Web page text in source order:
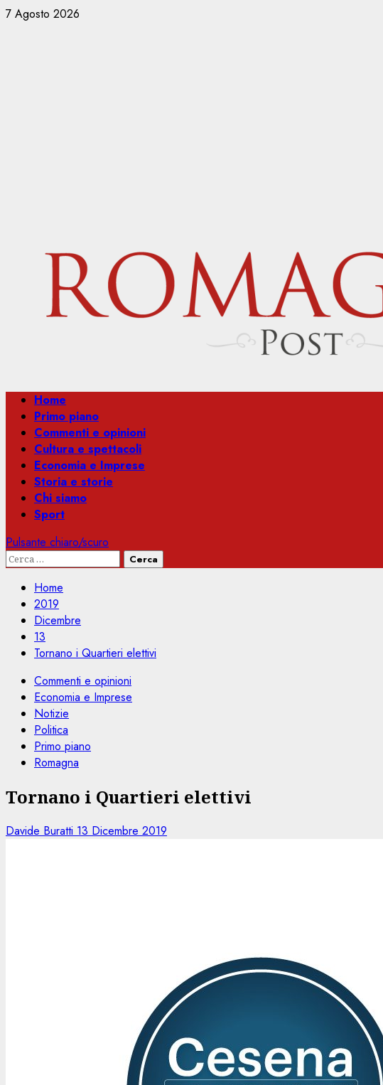
Vai
7 Agosto 2026
Menu
principale
Home
Primo piano
Commenti e opinioni
Cultura e spettacoli
Economia e Imprese
Storia e storie
Chi siamo
Sport
Pulsante chiaro/scuro
Ricerca
Home
2019
Dicembre
13
Tornano i Quartieri elettivi
Commenti e opinioni
Economia e Imprese
Notizie
Politica
Primo piano
Romagna
Tornano i Quartieri elettivi
Davide Buratti 13 Dicembre 2019